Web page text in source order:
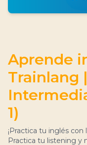
Aprende
Trainlang
1)
¡Practica tu inglés con
Practica tu listening y